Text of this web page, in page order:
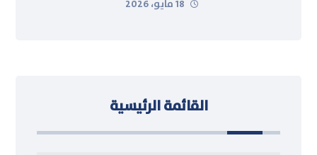
18 مايو، 2026
القائمة الرئيسية